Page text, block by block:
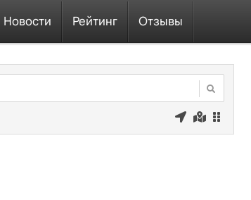
Новости Рейтинг Отзывы